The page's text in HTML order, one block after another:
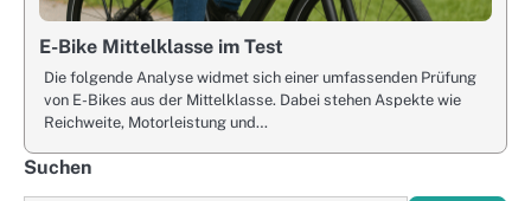
E-Bike Mittelklasse im Test
Die folgende Analyse widmet sich einer umfassenden Prüfung
von E-Bikes aus der Mittelklasse. Dabei stehen Aspekte wie
Reichweite, Motorleistung und…
Suchen